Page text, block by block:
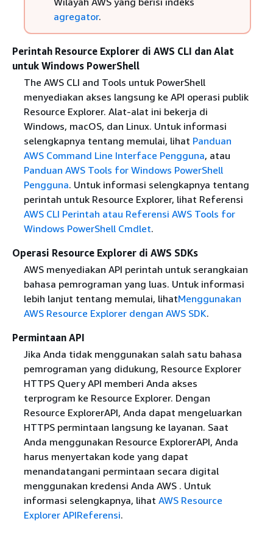
agregator.
Perintah Resource Explorer di AWS CLI dan Alat
untuk Windows PowerShell
The AWS CLI and Tools untuk PowerShell
menyediakan akses langsung ke API operasi publik
Resource Explorer. Alat-alat ini bekerja di
Windows, macOS, dan Linux. Untuk informasi
selengkapnya tentang memulai, lihat Panduan
AWS Command Line Interface Pengguna, atau
Panduan AWS Tools for Windows PowerShell
Pengguna. Untuk informasi selengkapnya tentang
perintah untuk Resource Explorer, lihat Referensi
AWS CLI Perintah atau Referensi AWS Tools for
Windows PowerShell Cmdlet.
Operasi Resource Explorer di AWS SDKs
AWS menyediakan API perintah untuk serangkaian
bahasa pemrograman yang luas. Untuk informasi
lebih lanjut tentang memulai, lihatMenggunakan
AWS Resource Explorer dengan AWS SDK.
Permintaan API
Jika Anda tidak menggunakan salah satu bahasa
pemrograman yang didukung, Resource Explorer
HTTPS Query API memberi Anda akses
terprogram ke Resource Explorer. Dengan
Resource ExplorerAPI, Anda dapat mengeluarkan
HTTPS permintaan langsung ke layanan. Saat
Anda menggunakan Resource ExplorerAPI, Anda
harus menyertakan kode yang dapat
menandatangani permintaan secara digital
menggunakan kredensi Anda AWS . Untuk
informasi selengkapnya, lihat AWS Resource
Explorer APIReferensi.